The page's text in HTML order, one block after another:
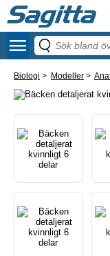
menu
Biologi > Modeller >